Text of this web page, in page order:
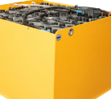
916 316 3333
8 800 550 44 77